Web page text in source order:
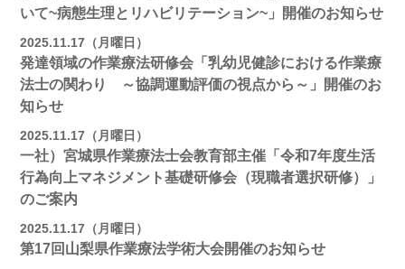
いて~病態生理とリハビリテーション~」開催のお知らせ
2025.11.17（月曜日）
発達領域の作業療法研修会「乳幼児健診における作業療
法士の関わり ～協調運動評価の視点から～」開催のお
知らせ
2025.11.17（月曜日）
一社）宮城県作業療法士会教育部主催「令和7年度生活
行為向上マネジメント基礎研修会（現職者選択研修）」
のご案内
2025.11.17（月曜日）
第17回山梨県作業療法学術大会開催のお知らせ